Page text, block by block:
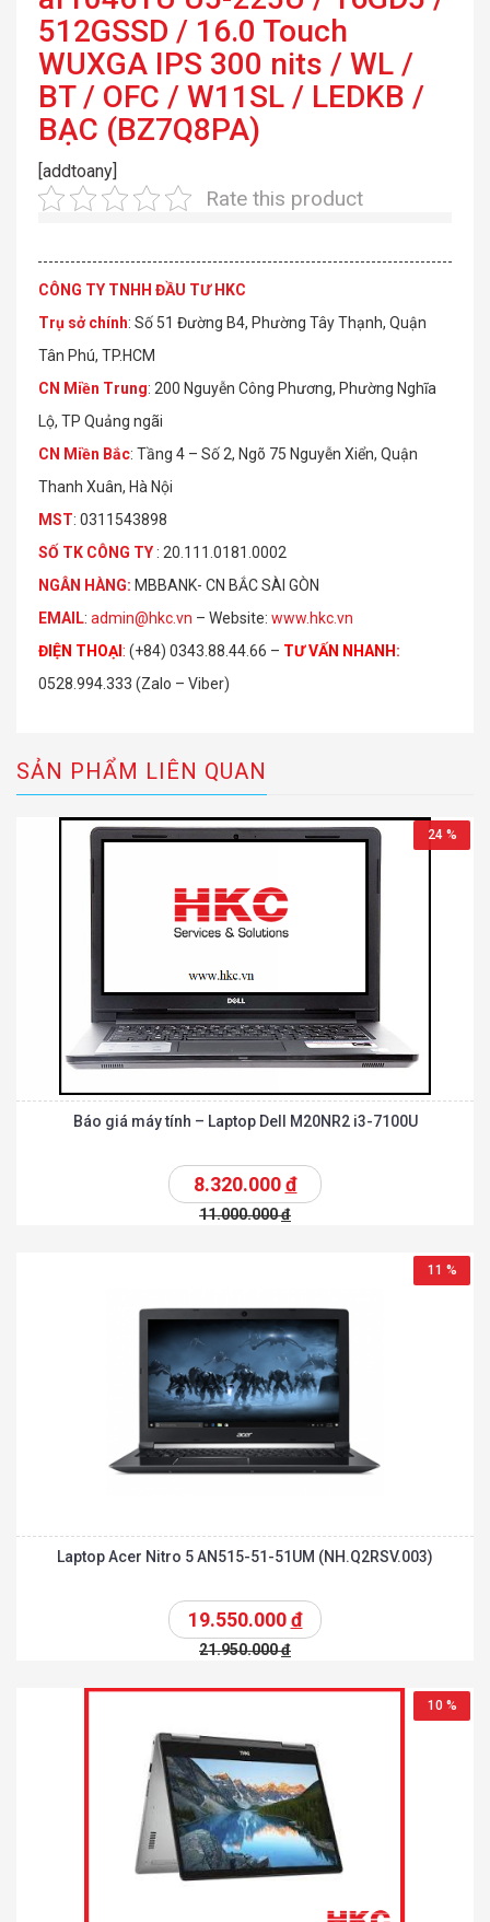
512GSSD / 16.0 Touch
WUXGA IPS 300 nits / WL /
BT / OFC / W11SL / LEDKB /
BẠC (BZ7Q8PA)
[addtoany]
Rate this product
CÔNG TY TNHH ĐẦU TƯ HKC
Trụ sở chính: Số 51 Đường B4, Phường Tây Thạnh, Quận
Tân Phú, TP.HCM
CN Miền Trung: 200 Nguyễn Công Phương, Phường Nghĩa
Lộ, TP Quảng ngãi
CN Miền Bắc: Tầng 4 – Số 2, Ngõ 75 Nguyễn Xiển, Quận
Thanh Xuân, Hà Nội
MST: 0311543898
SỐ TK CÔ NG TY : 20.111.0181.0002
NGÂN HÀNG: MBBANK- CN BẮC SÀI GÒN
EMAIL: admin@hkc.vn – Website: www.hkc.vn
ĐIỆN THOẠI : (+84) 0343.88.44.66 – TƯ VẤN NHANH :
0528.994.333 (Zalo – Viber)
SẢN PHẨM LIÊN QUAN
24 %
Báo giá máy tính – Laptop Dell M20NR2 i3-7100U
8.320.000đ
11.000.000đ
11 %
Laptop Acer Nitro 5 AN515-51-51UM (NH.Q2RSV.003)
19.550.000đ
21.950.000đ
10 %